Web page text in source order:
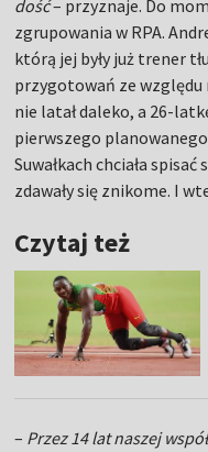
dość– przyznaje. Do
zgrupowania w RPA.
którą jej były już trener
przygotowań ze
nie latał daleko, a 26-
pierwszego
Suwałkach chciała
zdawały się znikome. I
Czytaj też
– Przez 14 lat naszej